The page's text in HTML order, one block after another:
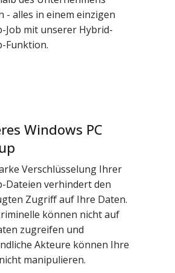
- alles in einem einzigen
Job mit unserer Hybrid-
Funktion.
Windows PC
Verschlüsselung Ihrer
Dateien verhindert den
Zugriff auf Ihre Daten.
können nicht auf
zugreifen und
Akteure können Ihre
manipulieren.